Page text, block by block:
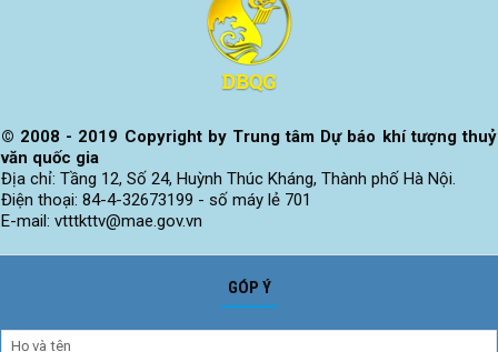
© 2008 - 2019 Copyright by Trung tâm Dự báo khí tượng thuỷ
văn quốc gia
Địa chỉ: Tầng 12, Số 24, Huỳnh Thúc Kháng, Thành phố Hà Nội.
Điện thoại: 84-4-32673199 - số máy lẻ 701
E-mail: vtttkttv@mae.gov.vn
GÓP Ý